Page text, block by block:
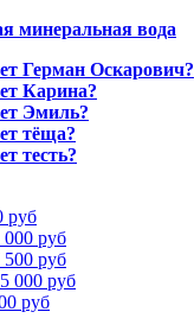
минеральная вода
Герман Оскарович?
Карина?
Эмиль?
тёща?
тесть?
руб
000 руб
500 руб
000 руб
руб